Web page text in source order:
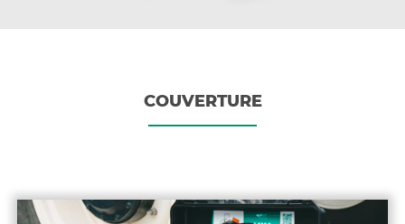
COUVERTURE